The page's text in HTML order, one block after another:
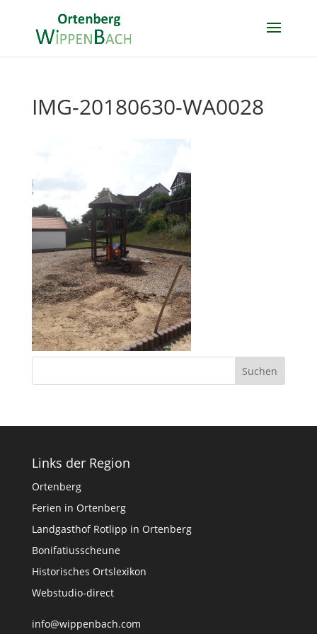
IMG-20180630-WA0028
Links der Region
Ortenberg
Ferien in Ortenberg
Landgasthof Rotlipp in Ortenberg
Bonifatiusscheune
Historisches Ortslexikon
Webstudio-direct
info@wippenbach.com